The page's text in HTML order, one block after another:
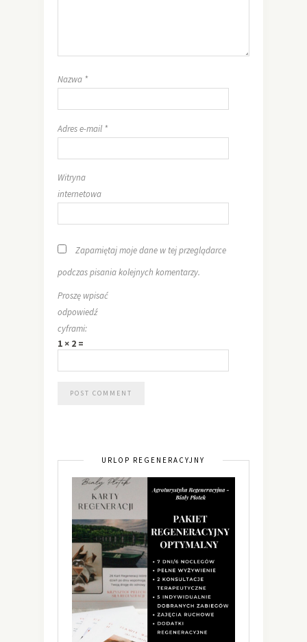
Nazwa *
Adres e-mail *
Witryna
internetowa
Zapamiętaj moje dane w tej przeglądarce
podczas pisania kolejnych komentarzy.
Proszę wpisać
odpowiedź
cyframi:
1 × 2 =
URLOP REGENERACYJNY